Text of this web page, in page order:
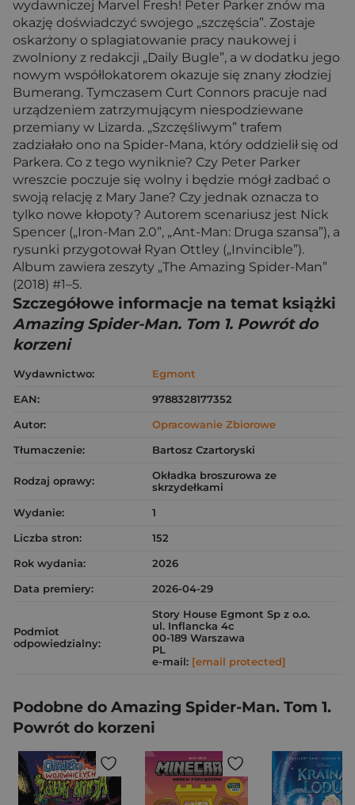
wydawniczej Marvel Fresh! Peter Parker znów ma
okazję doświadczyć swojego „szczęścia”. Zostaje
oskarżony o splagiatowanie pracy naukowej i
zwolniony z redakcji „Daily Bugle”, a w dodatku jego
nowym współlokatorem okazuje się znany złodziej
Bumerang. Tymczasem Curt Connors pracuje nad
urządzeniem zatrzymującym niespodziewane
przemiany w Lizarda. „Szczęśliwym” trafem
zadziałało ono na Spider-Mana, który oddzielił się od
Parkera. Co z tego wyniknie? Czy Peter Parker
wreszcie poczuje się wolny i będzie mógł zadbać o
swoją relację z Mary Jane? Czy jednak oznacza to
tylko nowe kłopoty? Autorem scenariusz jest Nick
Spencer („Iron-Man 2.0”, „Ant-Man: Druga szansa”), a
rysunki przygotował Ryan Ottley („Invincible”).
Album zawiera zeszyty „The Amazing Spider-Man”
(2018) #1–5.
Szczegółowe informacje na temat książki
Amazing Spider-Man. Tom 1. Powrót do
korzeni
Wydawnictwo:
Egmont
EAN:
9788328177352
Autor:
Opracowanie Zbiorowe
Tłumaczenie:
Bartosz Czartoryski
Rodzaj oprawy:
Okładka broszurowa ze
skrzydełkami
Wydanie:
1
Liczba stron:
152
Rok wydania:
2026
Data premiery:
2026-04-29
Podmiot
odpowiedzialny:
Story House Egmont Sp z o.o.
ul. Inflancka 4c
00-189 Warszawa
PL
e-mail: [email protected]
Podobne do Amazing Spider-Man. Tom 1.
Powrót do korzeni